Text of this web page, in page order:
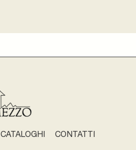
CATALOGHI CONTATTI